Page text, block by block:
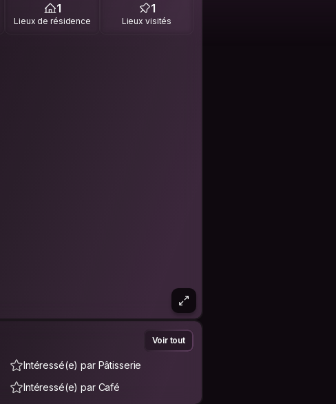
1
Lieux de résidence
1
Lieux visités
Voir tout
Intéressé(e) par Pâtisserie
Intéressé(e) par Café